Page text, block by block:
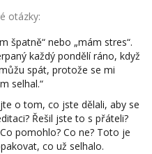
otázky:
špatně“ nebo „mám stres“.
každý pondělí ráno, když
spát, protože se mi
selhal.“
o tom, co jste dělali, aby se
Řešil jste to s přáteli?
pomohlo? Co ne? Toto je
co už selhalo.